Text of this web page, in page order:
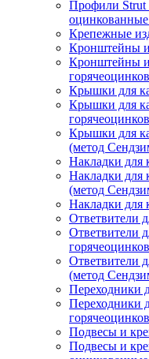
Профили Strut
Крепежные
Кронштейны и
Кронштейны и
Крышки для
Крышки для
Крышки для
(метод
Накладки для
Накладки для
(метод
Накладки для
Ответвители
Ответвители
Ответвители
(метод
Переходники
Переходники
Подвесы и
Подвесы и